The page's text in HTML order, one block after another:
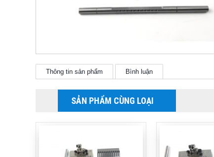
Thông tin sản phẩm Bình luận
SẢN PHẨM CÙNG LOẠI